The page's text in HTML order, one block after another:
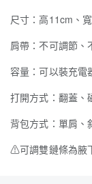
尺寸：高11cm、
肩帶：不可調節、
容量：可以裝充電
打開方式：翻蓋、
背包方式：單肩、
⚠可調雙鏈條為腋